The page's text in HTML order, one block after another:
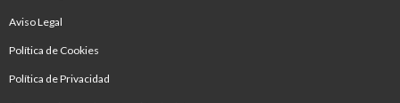
Aviso Legal
Política de Cookies
Política de Privacidad